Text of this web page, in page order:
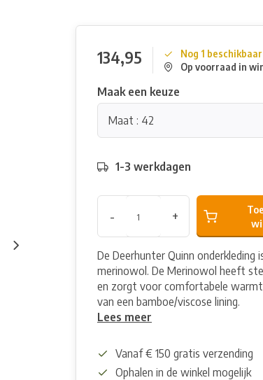
134,95
Nog 1 beschikbaar
Op voorraad in
Maak een keuze
Maat : 42
1-3 werkdagen
- +
De Deerhunter Quinn onderkleding
merinowol. De Merinowol heeft
en zorgt voor comfortabele
van een bamboe/viscose lining.
Lees meer
Vanaf € 150 gratis verzending
Ophalen in de winkel mogelijk